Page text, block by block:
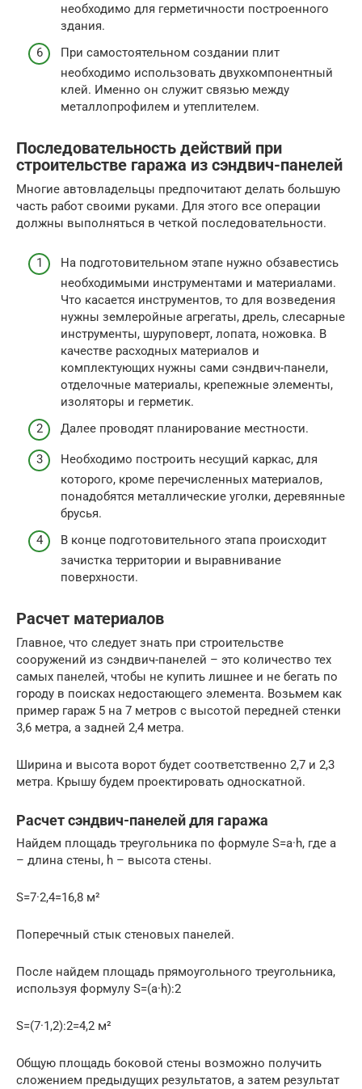
необходимо для герметичности построенного
здания.
При самостоятельном создании плит
необходимо использовать двухкомпонентный
клей. Именно он служит связью между
металлопрофилем и утеплителем.
Последовательность действий при
строительстве гаража из сэндвич-панелей
Многие автовладельцы предпочитают делать большую
часть работ своими руками. Для этого все операции
должны выполняться в четкой последовательности.
На подготовительном этапе нужно обзавестись
необходимыми инструментами и материалами.
Что касается инструментов, то для возведения
нужны землеройные агрегаты, дрель, слесарные
инструменты, шуруповерт, лопата, ножовка. В
качестве расходных материалов и
комплектующих нужны сами сэндвич-панели,
отделочные материалы, крепежные элементы,
изоляторы и герметик.
Далее проводят планирование местности.
Необходимо построить несущий каркас, для
которого, кроме перечисленных материалов,
понадобятся металлические уголки, деревянные
брусья.
В конце подготовительного этапа происходит
зачистка территории и выравнивание
поверхности.
Расчет материалов
Главное, что следует знать при строительстве
сооружений из сэндвич-панелей – это количество тех
самых панелей, чтобы не купить лишнее и не бегать по
городу в поисках недостающего элемента. Возьмем как
пример гараж 5 на 7 метров с высотой передней стенки
3,6 метра, а задней 2,4 метра.
Ширина и высота ворот будет соответственно 2,7 и 2,3
метра. Крышу будем проектировать односкатной.
Расчет сэндвич-панелей для гаража
Найдем площадь треугольника по формуле S=a·h, где a
– длина стены, h – высота стены.
S=7·2,4=16,8 м²
Поперечный стык стеновых панелей.
После найдем площадь прямоугольного треугольника,
используя формулу S=(a·h):2
S=(7·1,2):2=4,2 м²
Общую площадь боковой стены возможно получить
сложением предыдущих результатов, а затем результат